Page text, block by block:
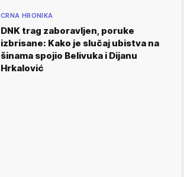
CRNA HRONIKA
DNK trag zaboravljen, poruke
izbrisane: Kako je slučaj ubistva na
šinama spojio Belivuka i Dijanu
Hrkalović